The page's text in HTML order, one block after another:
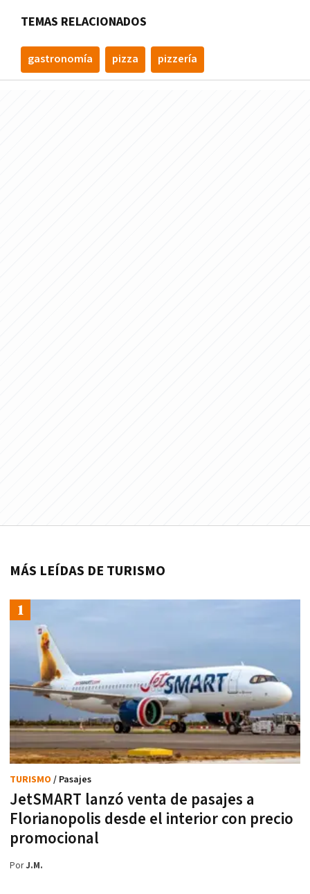
TEMAS RELACIONADOS
gastronomía pizza pizzería
MÁS LEÍDAS DE TURISMO
JetSMART lanzó venta de pasajes a
Florianopolis desde el interior con precio
promocional
TURISMO / Pasajes
PorJ.M.